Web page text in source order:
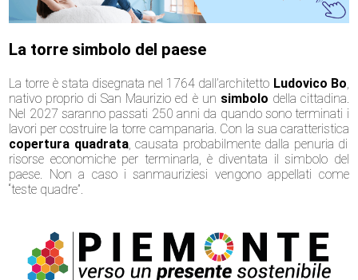
La torre simbolo del paese
La torre è stata disegnata nel 1764 dall’architetto Ludovico Bo,
nativo proprio di San Maurizio ed è un simbolo della cittadina.
Nel 2027 saranno passati 250 anni da quando sono terminati i
lavori per costruire la torre campanaria. Con la sua caratteristica
copertura quadrata, causata probabilmente dalla penuria di
risorse economiche per terminarla, è diventata il simbolo del
paese. Non a caso i sanmauriziesi vengono appellati come
“teste quadre”.